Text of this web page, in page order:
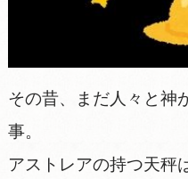
その昔、まだ人々と神
事。
アストレアの持つ天秤